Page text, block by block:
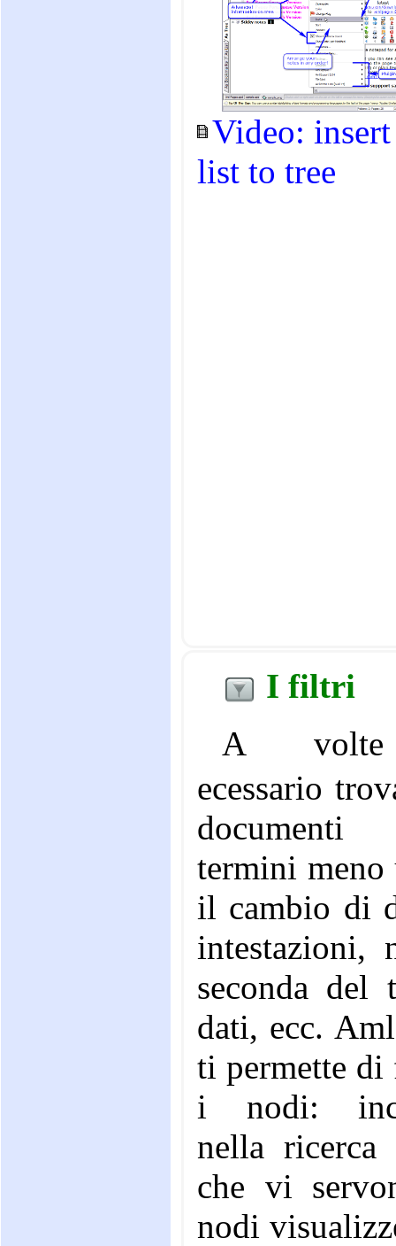
Video: insert
list to tree
I filtri
A
ecessario
termini meno
il cambio di
intestazioni,
seconda del
dati, ecc.
ti permette di
i nodi:
nella
che vi
nodi